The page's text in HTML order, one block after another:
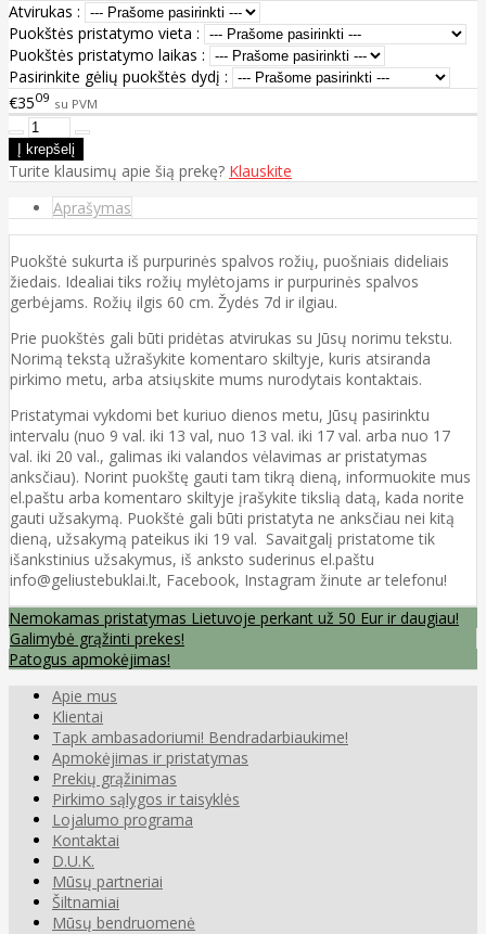
Atvirukas :
Puokštės pristatymo vieta :
Puokštės pristatymo laikas :
Pasirinkite gėlių puokštės dydį :
€3509 su PVM
Turite klausimų apie šią prekę? Klauskite
Aprašymas
Puokštė sukurta iš purpurinės spalvos rožių, puošniais dideliais
žiedais. Idealiai tiks rožių mylėtojams ir purpurinės spalvos
gerbėjams. Rožių ilgis 60 cm. Žydės 7d ir ilgiau.
Prie puokštės gali būti pridėtas atvirukas su Jūsų norimu tekstu.
Norimą tekstą užrašykite komentaro skiltyje, kuris atsiranda
pirkimo metu, arba atsiųskite mums nurodytais kontaktais.
Pristatymai vykdomi bet kuriuo dienos metu, Jūsų pasirinktu
intervalu (nuo 9 val. iki 13 val, nuo 13 val. iki 17 val. arba nuo 17
val. iki 20 val., galimas iki valandos vėlavimas ar pristatymas
anksčiau). Norint puokštę gauti tam tikrą dieną, informuokite mus
el.paštu arba komentaro skiltyje įrašykite tikslią datą, kada norite
gauti užsakymą. Puokštė gali būti pristatyta ne anksčiau nei kitą
dieną, užsakymą pateikus iki 19 val. Savaitgalį pristatome tik
išankstinius užsakymus, iš anksto suderinus el.paštu
info@geliustebuklai.lt, Facebook, Instagram žinute ar telefonu!
Nemokamas pristatymas Lietuvoje perkant už 50 Eur ir daugiau!
Galimybė grąžinti prekes!
Patogus apmokėjimas!
Apie mus
Klientai
Tapk ambasadoriumi! Bendradarbiaukime!
Apmokėjimas ir pristatymas
Prekių grąžinimas
Pirkimo sąlygos ir taisyklės
Lojalumo programa
Kontaktai
D.U.K.
Mūsų partneriai
Šiltnamiai
Mūsų bendruomenė